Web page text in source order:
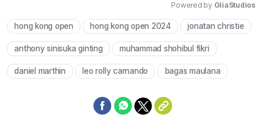
Mute
Powered by GliaStudios
hong kong open hong kong open 2024 jonatan christie
anthony sinisuka ginting muhammad shohibul fikri
daniel marthin leo rolly carnando bagas maulana